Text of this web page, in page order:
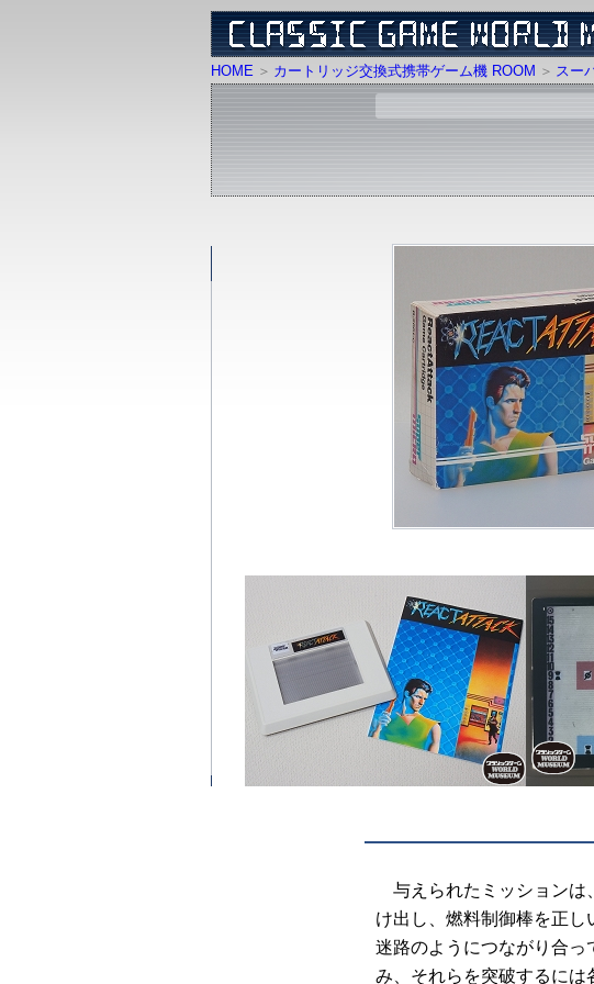
HOME カートリッジ交換式携帯ゲーム機 ROOM スー
与えられたミッションは
け出し、燃料制御棒を正
迷路のようにつながり合っ
み、それらを突破するには